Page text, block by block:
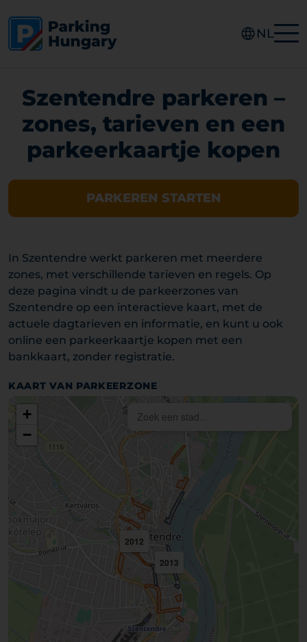
NL
Szentendre parkeren –
zones, tarieven en een
parkeerkaartje kopen
PARKEREN STARTEN
In Szentendre werkt parkeren met meerdere
zones, met verschillende tarieven en regels. Op
deze pagina vindt u de parkeerzones van
Szentendre op een interactieve kaart, met de
actuele dagtarieven en informatie, en kunt u ook
online een parkeerkaartje kopen met een
bankkaart, zonder registratie.
KAART VAN PARKEERZONE
2012
2013
+
−